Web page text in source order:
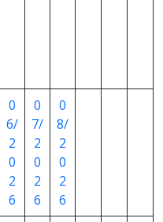
0
6/
2
0
2
6
0
7/
2
0
2
6
0
8/
2
0
2
6